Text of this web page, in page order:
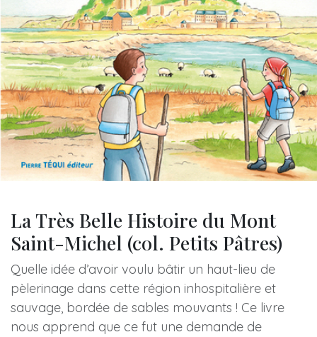
La Très Belle Histoire du Mont
Saint-Michel (col. Petits Pâtres)
Quelle idée d’avoir voulu bâtir un haut-lieu de
pèlerinage dans cette région inhospitalière et
sauvage, bordée de sables mouvants ! Ce livre
nous apprend que ce fut une demande de